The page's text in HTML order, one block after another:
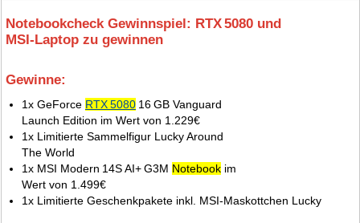
Notebookcheck Gewinnspiel: RTX 5080 und
MSI‑Laptop zu gewinnen
Gewinne:
1x GeForce RTX 5080 16 GB Vanguard
Launch Edition im Wert von 1.229€
1x Limitierte Sammelfigur Lucky Around
The World
1x MSI Modern 14S AI+ G3M Notebook im
Wert von 1.499€
1x Limitierte Geschenkpakete inkl. MSI‑Maskottchen Lucky